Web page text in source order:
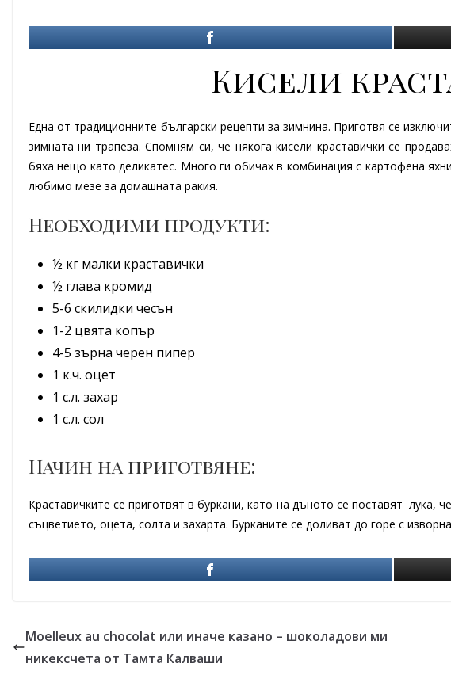
Кисели
Една от традиционните български рецепти за зимнина. Приготвя се
зимната ни трапеза. Спомням си, че някога кисели краставички се
бяха нещо като деликатес. Много ги обичах в комбинация с картофена
любимо мезе за домашната ракия.
Необходими продукти:
½ кг малки краставички
½ глава кромид
5-6 скилидки чесън
1-2 цвята копър
4-5 зърна черен пипер
1 к.ч. оцет
1 с.л. захар
1 с.л. сол
Начин на приготвяне:
Краставичките се приготвят в буркани, като на дъното се поставят лука,
съцветието, оцета, солта и захарта. Бурканите се доливат до горе с
Moelleux au chocolat или иначе казано – шоколадови ми
никексчета от Тамта Калваши